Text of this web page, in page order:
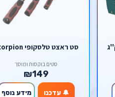
סט ראצט טלסקופי scorpion
סטים בוקסות ומוסך
₪149
🔔 עדכנו מידע נוסף